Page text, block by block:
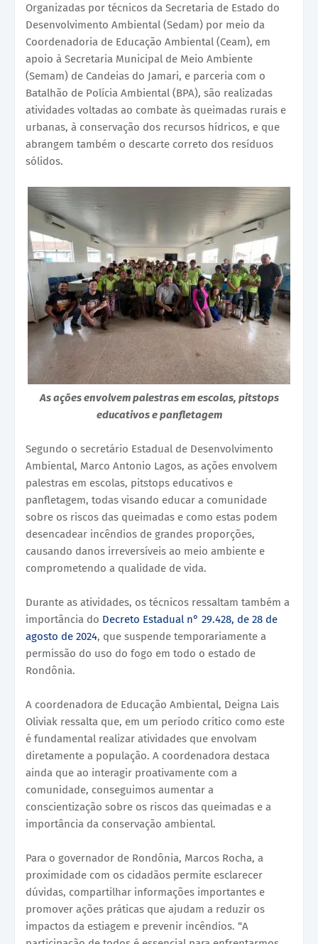
Organizadas por técnicos da Secretaria de Estado do
Desenvolvimento Ambiental (Sedam) por meio da
Coordenadoria de Educação Ambiental (Ceam), em
apoio à Secretaria Municipal de Meio Ambiente
(Semam) de Candeias do Jamari, e parceria com o
Batalhão de Polícia Ambiental (BPA), são realizadas
atividades voltadas ao combate às queimadas rurais e
urbanas, à conservação dos recursos hídricos, e que
abrangem também o descarte correto dos resíduos
sólidos.
As ações envolvem palestras em escolas, pitstops
educativos e panfletagem
Segundo o secretário Estadual de Desenvolvimento
Ambiental, Marco Antonio Lagos, as ações envolvem
palestras em escolas, pitstops educativos e
panfletagem, todas visando educar a comunidade
sobre os riscos das queimadas e como estas podem
desencadear incêndios de grandes proporções,
causando danos irreversíveis ao meio ambiente e
comprometendo a qualidade de vida.
Durante as atividades, os técnicos ressaltam também a
importância do Decreto Estadual n° 29.428, de 28 de
agosto de 2024, que suspende temporariamente a
permissão do uso do fogo em todo o estado de
Rondônia.
A coordenadora de Educação Ambiental, Deigna Lais
Oliviak ressalta que, em um período crítico como este
é fundamental realizar atividades que envolvam
diretamente a população. A coordenadora destaca
ainda que ao interagir proativamente com a
comunidade, conseguimos aumentar a
conscientização sobre os riscos das queimadas e a
importância da conservação ambiental.
Para o governador de Rondônia, Marcos Rocha, a
proximidade com os cidadãos permite esclarecer
dúvidas, compartilhar informações importantes e
promover ações práticas que ajudam a reduzir os
impactos da estiagem e prevenir incêndios. “A